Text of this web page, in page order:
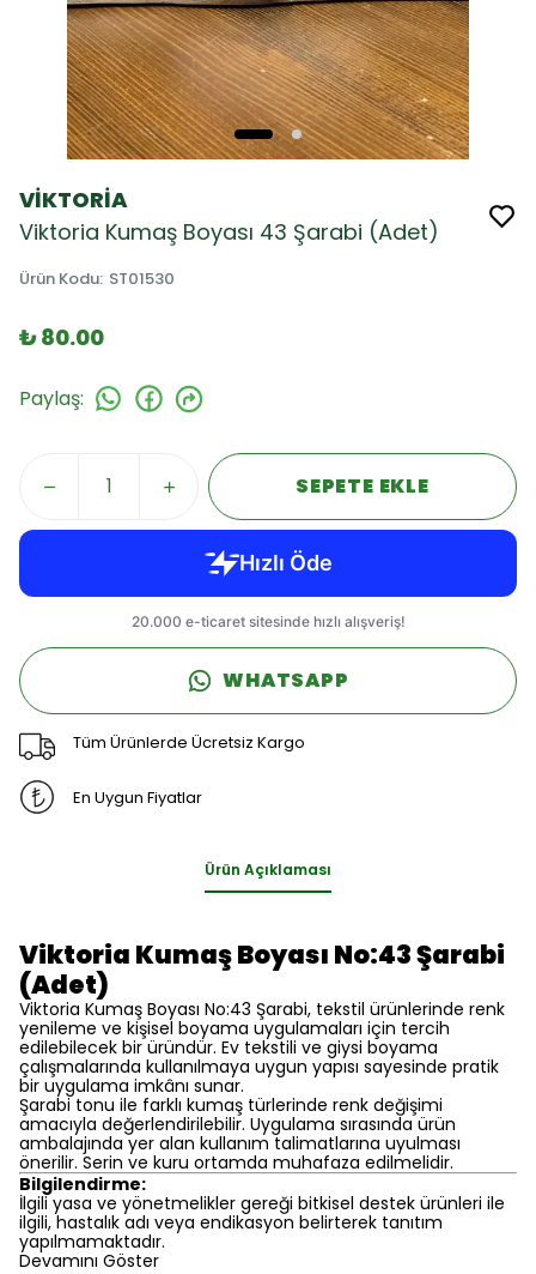
VİKTORİA
Viktoria Kumaş Boyası 43 Şarabi (Adet)
Ürün Kodu: ST01530
₺ 80.00
Paylaş:
SEPETE EKLE
WHATSAPP
Tüm Ürünlerde Ücretsiz Kargo
En Uygun Fiyatlar
Ürün Açıklaması
Viktoria Kumaş Boyası No:43 Şarabi
(Adet)
Viktoria Kumaş Boyası No:43 Şarabi, tekstil ürünlerinde renk
yenileme ve kişisel boyama uygulamaları için tercih
edilebilecek bir üründür. Ev tekstili ve giysi boyama
çalışmalarında kullanılmaya uygun yapısı sayesinde pratik
bir uygulama imkânı sunar.
Şarabi tonu ile farklı kumaş türlerinde renk değişimi
amacıyla değerlendirilebilir. Uygulama sırasında ürün
ambalajında yer alan kullanım talimatlarına uyulması
önerilir. Serin ve kuru ortamda muhafaza edilmelidir.
Bilgilendirme:
İlgili yasa ve yönetmelikler gereği bitkisel destek ürünleri ile
ilgili, hastalık adı veya endikasyon belirterek tanıtım
yapılmamaktadır.
Devamını Göster